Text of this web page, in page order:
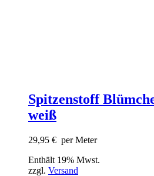
Spitzenstoff
weiß
29,95 € per Meter
Enthält 19% Mwst.
zzgl. Versand